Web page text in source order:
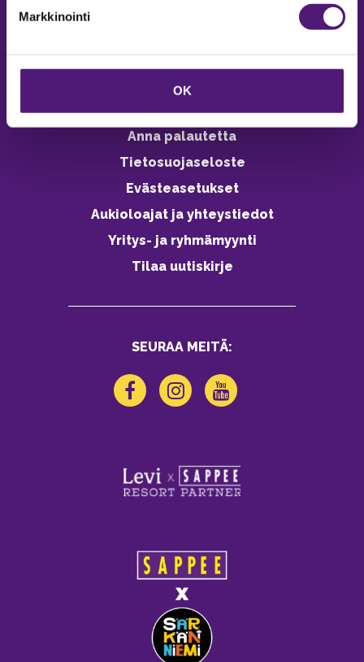
Markkinointi
OK
Vastuullisuus
Ympäristöohjelma
Avoimet työpaikat
Anna palautetta
Tietosuojaseloste
Evästeasetukset
Aukioloajat ja yhteystiedot
Yritys- ja ryhmämyynti
Tilaa uutiskirje
SEURAA MEITÄ: